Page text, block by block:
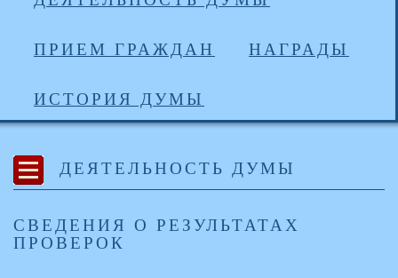
ПРИЕМ ГРАЖДАН НАГРАДЫ
ИСТОРИЯ ДУМЫ
ДЕЯТЕЛЬНОСТЬ ДУМЫ
СВЕДЕНИЯ О РЕЗУЛЬТАТАХ
ПРОВЕРОК